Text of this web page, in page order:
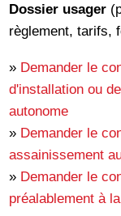
Dossier usager
règlement, tarifs,
» Demander le
d'installation ou
autonome
» Demander le
assainissement
» Demander le
préalablement à